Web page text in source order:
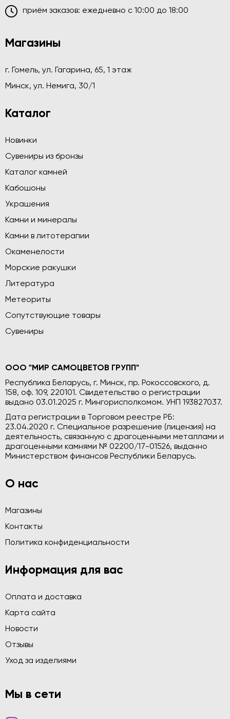
приём заказов: ежедневно c 10:00 до 18:00
Магазины
г. Гомель, ул. Гагарина, 65, 1 этаж
Минск, ул. Немига, 30/1
Каталог
Новинки
Сувениры из бронзы
Каталог камней
Кабошоны
Украшения
Камни и минералы
Камни в литотерапии
Окаменелости
Морские ракушки
Литература
Метеориты
Сопутствующие товары
Сувениры
ООО "МИР САМОЦВЕТОВ ГРУПП"
Республика Беларусь, г. Минск, пр. Рокоссовского, д.
158, оф. 109, 220101. Свидетельство о регистрации
выдано 03.01.2025 г. Мингорисполкомом. УНП 193827037.
Дата регистрации в Торговом реестре РБ:
23.04.2020 г. Специальное разрешение (лицензия) на
деятельность, связанную с драгоценными металлами и
драгоценными камнями № 02200/17-01526, выданно
Министерством финансов Республики Беларусь.
О нас
Магазины
Контакты
Политика конфиденциальности
Информация для вас
Оплата и доставка
Карта сайта
Новости
Отзывы
Уход за изделиями
Мы в сети